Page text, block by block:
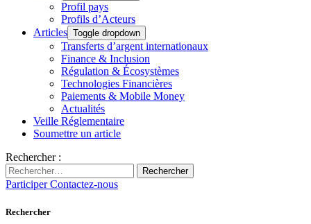
Profil pays
Profils d’Acteurs
Articles Toggle dropdown
Transferts d’argent internationaux
Finance & Inclusion
Régulation & Écosystèmes
Technologies Financières
Paiements & Mobile Money
Actualités
Veille Réglementaire
Soumettre un article
Rechercher :
Rechercher
ParticiperContactez-nous
Rechercher